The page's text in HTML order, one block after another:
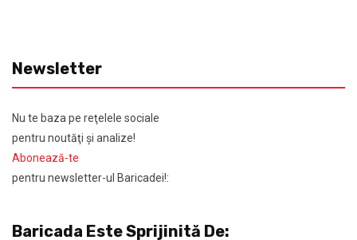
Newsletter
Nu te baza pe reţelele sociale
pentru noutăţi şi analize!
Abonează-te
pentru newsletter-ul Baricadei!:
Baricada Este Sprijinită De: